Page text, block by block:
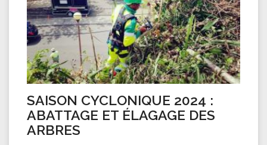
SAISON CYCLONIQUE 2024 :
ABATTAGE ET ÉLAGAGE DES
ARBRES